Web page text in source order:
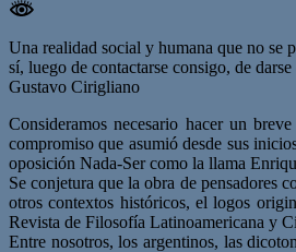
Una realidad social y humana que no se
sí, luego de contactarse consigo, de
Gustavo Cirigliano
Consideramos necesario hacer un
compromiso que asumió desde sus
oposición Nada-Ser como la llama
Se conjetura que la obra de pensadores
otros contextos históricos, el logos
Revista de Filosofía Latinoamericana y
Entre nosotros, los argentinos, las